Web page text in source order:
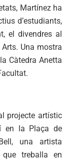
Martínez ha
d’estudiants,
el divendres al
Una mostra
Càtedra Anetta
projecte artístic
en la Plaça de
una artista
treballa en